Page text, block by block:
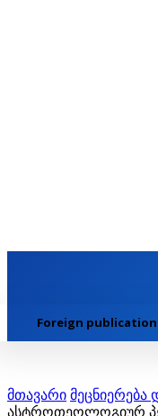
Foreign
მთავარი მეცნიერება
ასტროთეოლოგიურ